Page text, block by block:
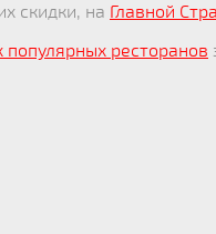
скидки, на Главной
популярных ресторанов